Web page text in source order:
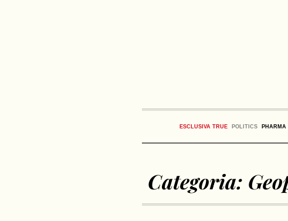
ESCLUSIVA TRUE POLITICS PHARMA
Categoria: